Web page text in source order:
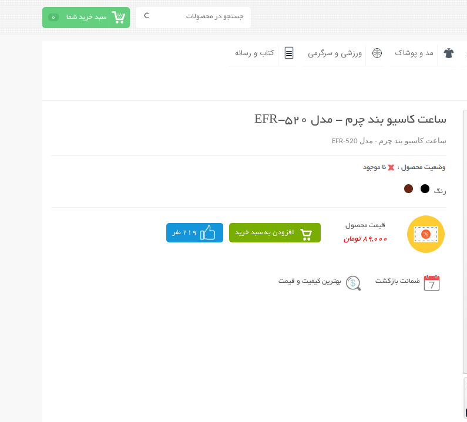
سبد خرید شما 0
مد و پوشاک ورزشی و سرگرمی کتاب و رسانه
ساعت کاسیو بند چرم - مدل EFR-520
ساعت کاسیو بند چرم - مدل EFR-520
رنگ
قیمت محصول
89,000 تومان
افزودن به سبد خرید 219 نفر
ضمانت بازگشت بهترین کیفیت و قیمت